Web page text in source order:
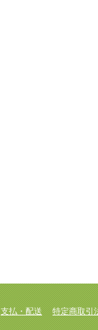
支払・配送 特定商取引